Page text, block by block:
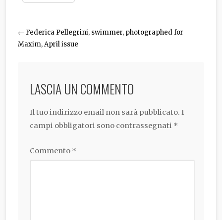
← Federica Pellegrini, swimmer, photographed for
Maxim, April issue
LASCIA UN COMMENTO
Il tuo indirizzo email non sarà pubblicato. I
campi obbligatori sono contrassegnati *
Commento *